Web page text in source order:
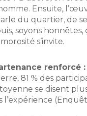
Ensuite,
du quartier, de
soyons
s’invite.
renforcé :
81 % des
se disent
l’expérience